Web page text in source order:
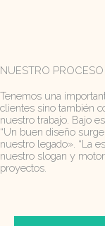
NUESTRO
Tenemos una
clientes sino también
nuestro trabajo. Bajo
“Un buen diseño
nuestro legado». “La
nuestro slogan y
proyectos.